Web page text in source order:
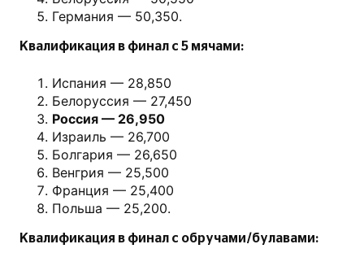
Германия — 50,350.
Квалификация в финал с 5 мячами:
Испания — 28,850
Белоруссия — 27,450
Россия — 26,950
Израиль — 26,700
Болгария — 26,650
Венгрия — 25,500
Франция — 25,400
Польша — 25,200.
Квалификация в финал с обручами/булавами: